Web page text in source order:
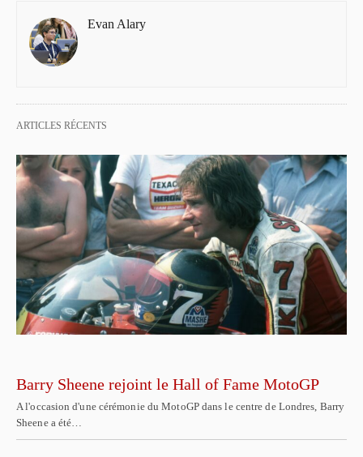
Evan Alary
ARTICLES RÉCENTS
Barry Sheene rejoint le Hall of Fame MotoGP
A l'occasion d'une cérémonie du MotoGP dans le centre de Londres, Barry
Sheene a été…